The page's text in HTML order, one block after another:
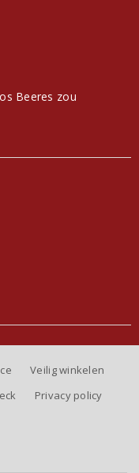
Beeres zou
Veilig winkelen
Privacy policy